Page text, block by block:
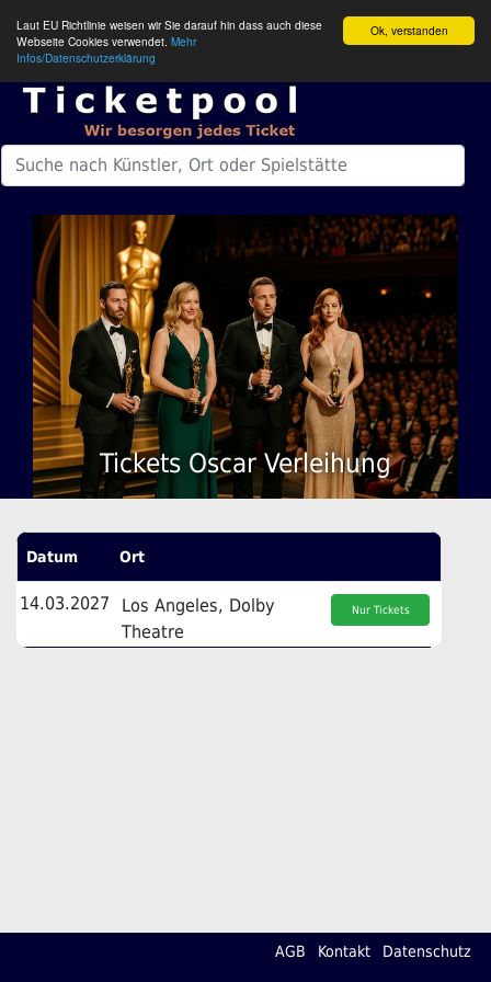
Ok, verstanden
Laut EU Richtlinie weisen wir Sie darauf hin dass auch diese
Webseite Cookies verwendet. Mehr
Infos/Datenschutzerklärung
Tickets Oscar Verleihung
Datum Ort
14.03.2027
Los Angeles, Dolby
Theatre
Nur Tickets
AGB Kontakt Datenschutz